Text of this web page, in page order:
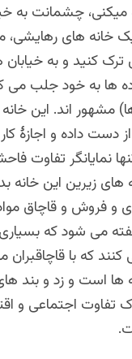
میکنی، چشمانت به
خانه های
کنید و به خیابان
ها به خود جلب می
اند. این
دست داده و اجازۀ
نمایانگر تفاوت
های زیرین این خانه
و فروش و قاچاق
می شود که بسیاری
که با قاچاقبران
ها است و زد و بند
تفاوت اجتماعی و